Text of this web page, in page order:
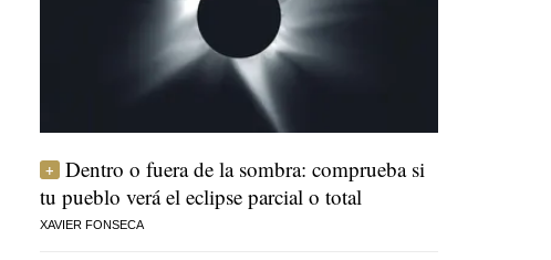
Dentro o fuera de la sombra: comprueba si
tu pueblo verá el eclipse parcial o total
XAVIER FONSECA